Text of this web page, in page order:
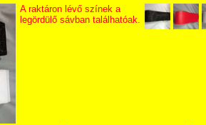
A raktáron lévő színek a
legördülő sávban találhatóak.